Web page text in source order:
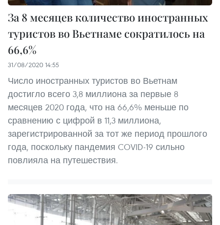
За 8 месяцев количество иностранных
туристов во Вьетнаме сократилось на
66,6%
31/08/2020 14:55
Число иностранных туристов во Вьетнам
достигло всего 3,8 миллиона за первые 8
месяцев 2020 года, что на 66,6% меньше по
сравнению с цифрой в 11,3 миллиона,
зарегистрированной за тот же период прошлого
года, поскольку пандемия COVID-19 сильно
повлияла на путешествия.